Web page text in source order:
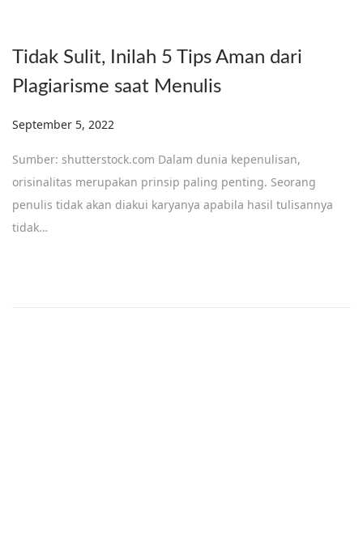
Tidak Sulit, Inilah 5 Tips Aman dari
Plagiarisme saat Menulis
Posted on
September 5, 2022
Sumber: shutterstock.com Dalam dunia kepenulisan,
orisinalitas merupakan prinsip paling penting. Seorang
penulis tidak akan diakui karyanya apabila hasil tulisannya
tidak…